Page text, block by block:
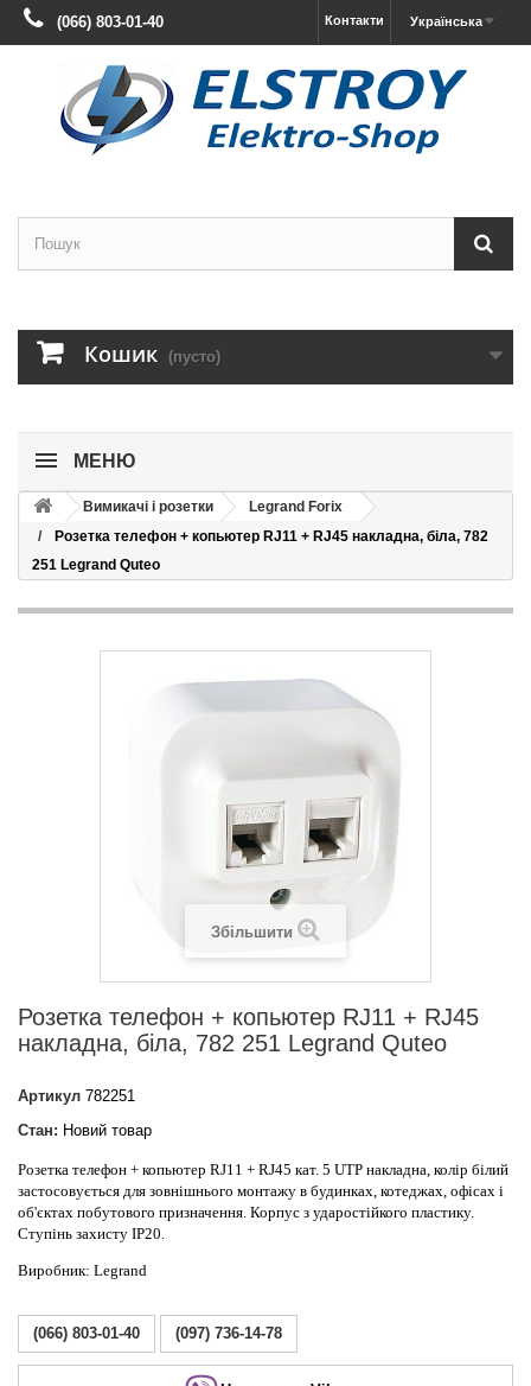
Українська
Контакти
(066) 803-01-40
Кошик (пусто)
МЕНЮ
Вимикачі і розетки
Legrand Forix
Розетка телефон + копьютер RJ11 + RJ45 накладна, біла, 782
251 Legrand Quteo
Збільшити
Розетка телефон + копьютер RJ11 + RJ45
накладна, біла, 782 251 Legrand Quteo
Артикул 782251
Стан: Новий товар
Розетка телефон + копьютер RJ11 + RJ45 кат. 5 UTP накладна, колір білий
застосовується для зовнішнього монтажу в будинках, котеджах, офісах і
об'єктах побутового призначення. Корпус з ударостійкого пластику.
Ступінь захисту IP20.
Виробник: Legrand
(066) 803-01-40 (097) 736-14-78